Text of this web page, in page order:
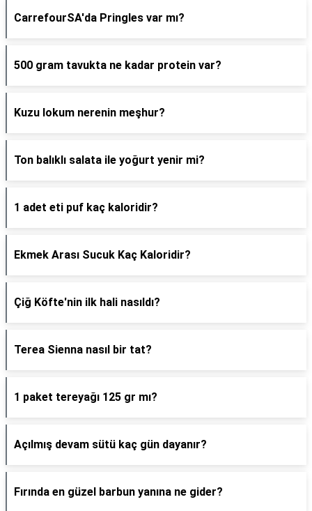
CarrefourSA'da Pringles var mı?
500 gram tavukta ne kadar protein var?
Kuzu lokum nerenin meşhur?
Ton balıklı salata ile yoğurt yenir mi?
1 adet eti puf kaç kaloridir?
Ekmek Arası Sucuk Kaç Kaloridir?
Çiğ Köfte'nin ilk hali nasıldı?
Terea Sienna nasıl bir tat?
1 paket tereyağı 125 gr mı?
Açılmış devam sütü kaç gün dayanır?
Fırında en güzel barbun yanına ne gider?